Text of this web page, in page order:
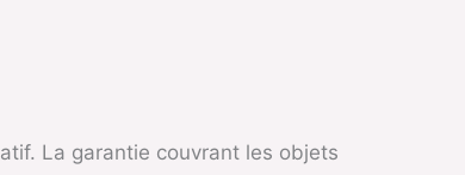
La garantie couvrant les objets